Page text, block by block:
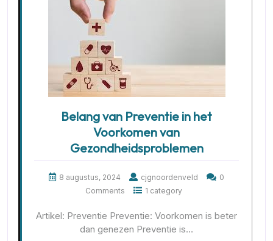
Belang van Preventie in het
Voorkomen van
Gezondheidsproblemen
8 augustus, 2024 cjgnoordenveld
0
Comments
1 category
Artikel: Preventie Preventie: Voorkomen is beter
dan genezen Preventie is…